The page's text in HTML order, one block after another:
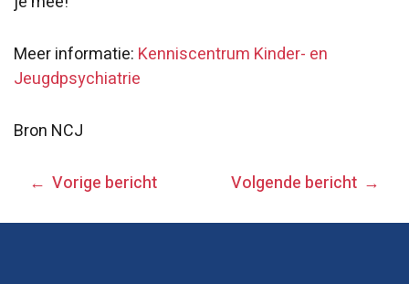
Meer informatie: Kenniscentrum Kinder- en
Jeugdpsychiatrie
Bron NCJ
BERICHT
NAVIGATIE
Vorige bericht Volgende bericht